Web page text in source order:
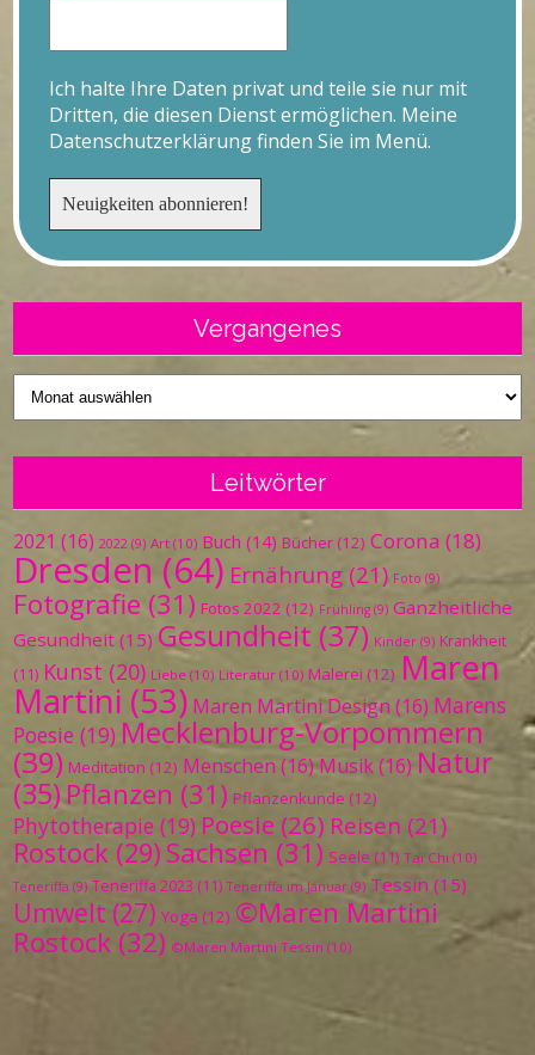
Ich halte Ihre Daten privat und teile sie nur mit
Dritten, die diesen Dienst ermöglichen. Meine
Datenschutzerklärung finden Sie im Menü.
Vergangenes
Vergangenes
Leitwörter
2021 (16) 2022 (9) Art (10) Buch (14) Bücher (12) Corona (18)
Dresden (64) Ernährung (21) Foto (9)
Fotografie (31) Fotos 2022 (12) Frühling (9) Ganzheitliche
Gesundheit (15) Gesundheit (37) Kinder (9) Krankheit
(11) Kunst (20) Liebe (10) Literatur (10) Malerei (12) Maren
Martini (53) Maren Martini Design (16) Marens
Poesie (19) Mecklenburg-Vorpommern
(39) Meditation (12) Menschen (16)Musik(16) Natur
(35) Pflanzen (31) Pflanzenkunde (12)
Phytotherapie (19) Poesie (26) Reisen (21)
Rostock (29) Sachsen (31) Seele (11) Tai Chi (10)
Teneriffa (9) Teneriffa 2023 (11) Teneriffa im Januar (9) Tessin (15)
Umwelt (27) Yoga (12) ©Maren Martini
Rostock (32) ©Maren Martini Tessin (10)